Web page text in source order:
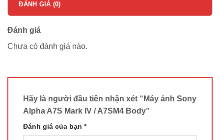
ĐÁNH GIÁ (0)
Đánh giá
Chưa có đánh giá nào.
Hãy là người đầu tiên nhận xét “Máy ảnh Sony
Alpha A7S Mark IV / A7SM4 Body”
Đánh giá của bạn *